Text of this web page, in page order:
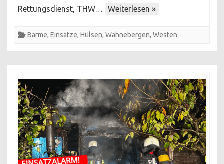
Rettungsdienst, THW…
Weiterlesen »
Barme, Einsätze, Hülsen, Wahnebergen, Westen